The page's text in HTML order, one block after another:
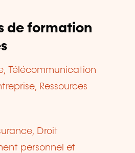
de formation
Télécommunication
Ressources
Droit
personnel et